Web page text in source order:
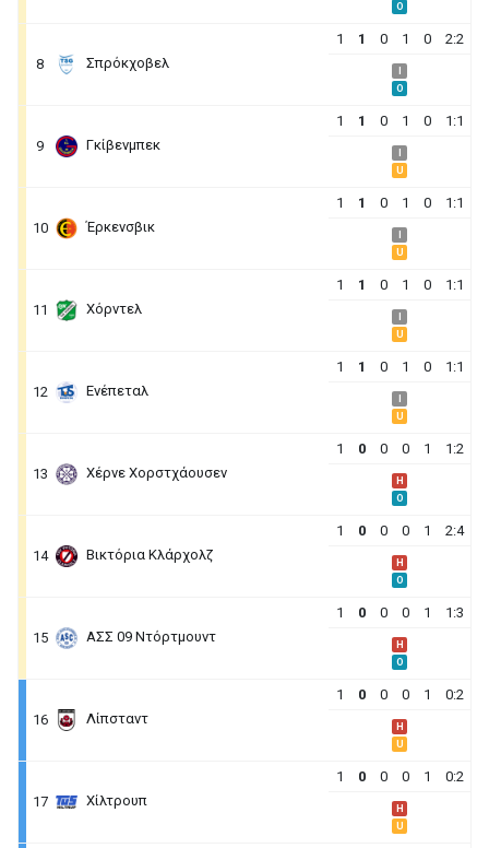
O
8 Σπρόκχοβελ
1 1 0 1 0 2:2
O
9 Γκίβενμπεκ
1 1 0 1 0 1:1
U
10 Έρκενσβικ
1 1 0 1 0 1:1
U
11 Χόρντελ
1 1 0 1 0 1:1
U
12 Ενέπεταλ
1 1 0 1 0 1:1
U
13 Χέρνε Χορστχάουσεν
1 0 0 0 1 1:2
H
O
14 Βικτόρια Κλάρχολζ
1 0 0 0 1 2:4
H
O
15 ΑΣΣ 09 Ντόρτμουντ
1 0 0 0 1 1:3
H
O
16 Λίπσταντ
1 0 0 0 1 0:2
H
U
17 Χίλτρουπ
1 0 0 0 1 0:2
H
U